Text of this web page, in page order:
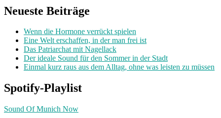
Neueste Beiträge
Wenn die Hormone verrückt spielen
Eine Welt erschaffen, in der man frei ist
Das Patriarchat mit Nagellack
Der ideale Sound für den Sommer in der Stadt
Einmal kurz raus aus dem Alltag, ohne was leisten zu müssen
Spotify-Playlist
Sound Of Munich Now